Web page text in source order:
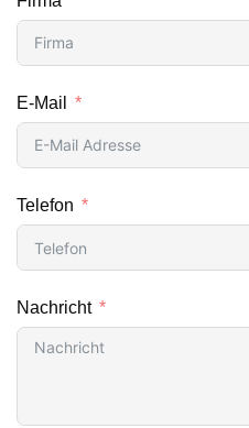
E-Mail
Telefon
Nachricht